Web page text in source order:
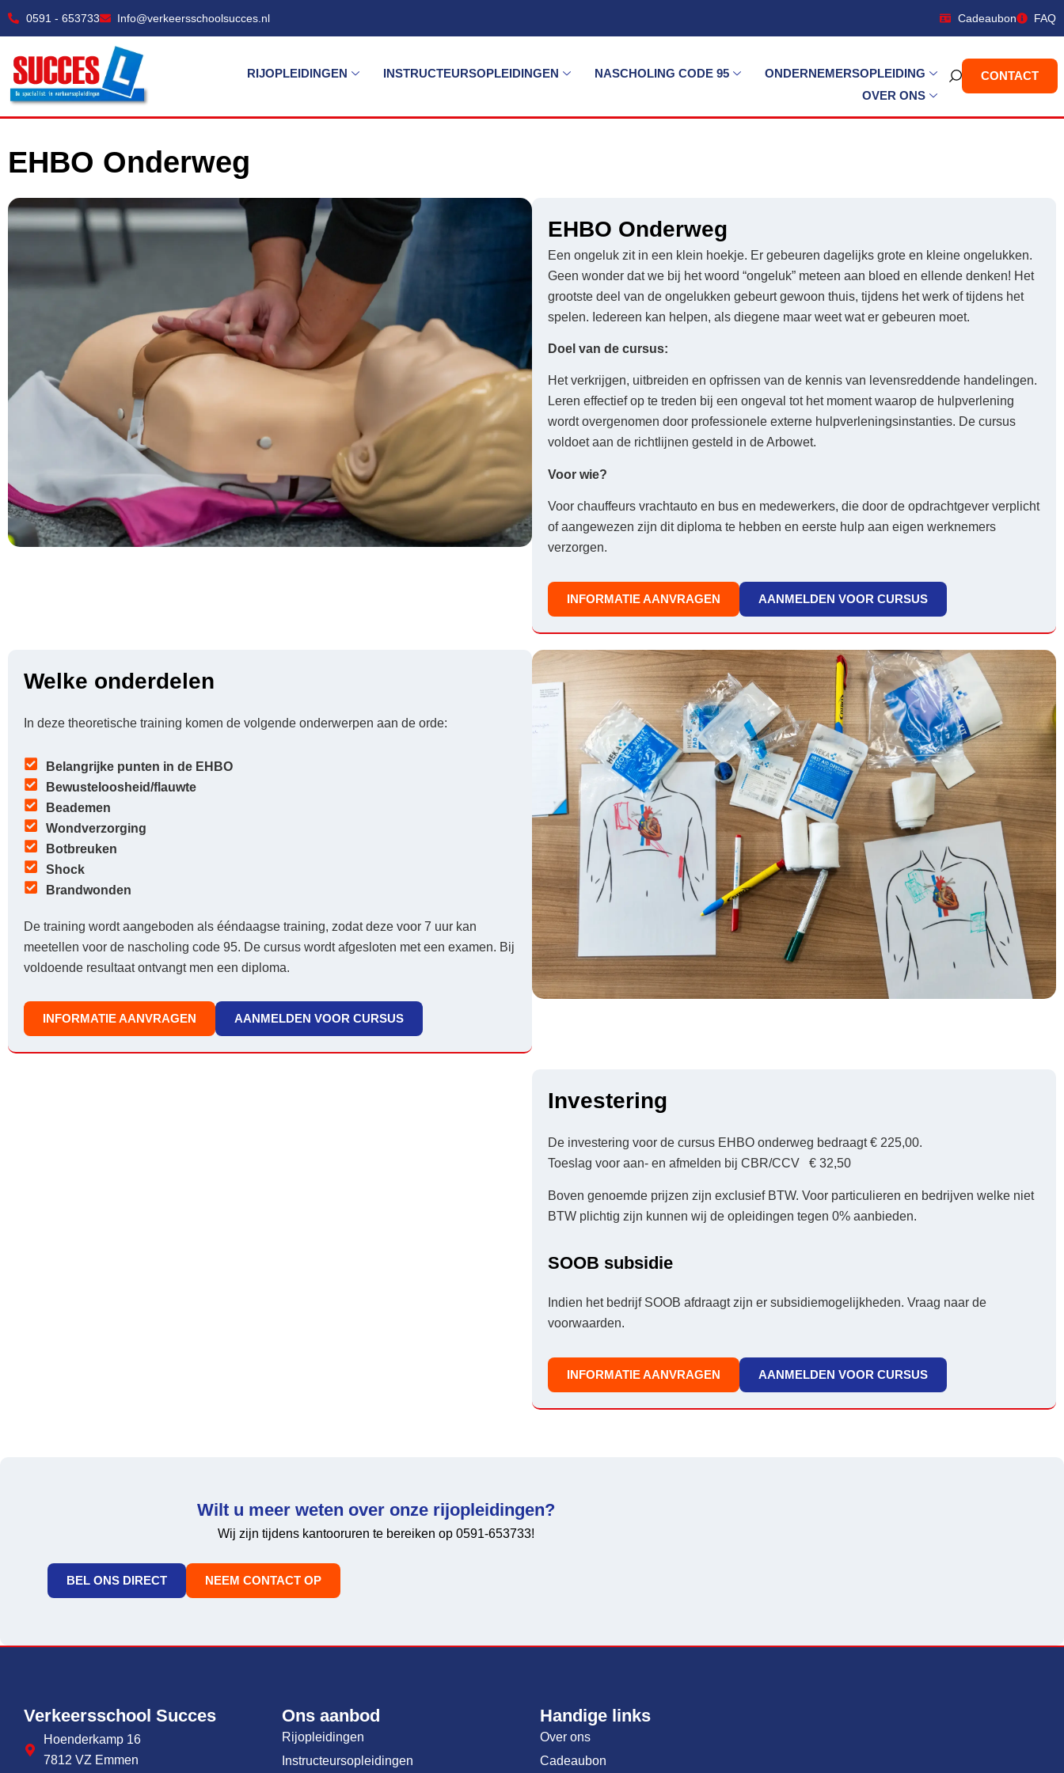
0591 - 653733 Info@verkeersschoolsucces.nl Cadeaubon FAQ
RIJOPLEIDINGEN INSTRUCTEURSOPLEIDINGEN NASCHOLING CODE 95
ONDERNEMERSOPLEIDING
OVER ONS
CONTACT
EHBO Onderweg
EHBO Onderweg
Een ongeluk zit in een klein hoekje. Er gebeuren dagelijks grote en kleine ongelukken.
Geen wonder dat we bij het woord “ongeluk” meteen aan bloed en ellende denken! Het
grootste deel van de ongelukken gebeurt gewoon thuis, tijdens het werk of tijdens het
spelen. Iedereen kan helpen, als diegene maar weet wat er gebeuren moet.
Doel van de cursus:
Het verkrijgen, uitbreiden en opfrissen van de kennis van levensreddende handelingen.
Leren effectief op te treden bij een ongeval tot het moment waarop de hulpverlening
wordt overgenomen door professionele externe hulpverleningsinstanties. De cursus
voldoet aan de richtlijnen gesteld in de Arbowet.
Voor wie?
Voor chauffeurs vrachtauto en bus en medewerkers, die door de opdrachtgever verplicht
of aangewezen zijn dit diploma te hebben en eerste hulp aan eigen werknemers
verzorgen.
INFORMATIE AANVRAGEN AANMELDEN VOOR CURSUS
Welke onderdelen
In deze theoretische training komen de volgende onderwerpen aan de orde:
Belangrijke punten in de EHBO
Bewusteloosheid/flauwte
Beademen
Wondverzorging
Botbreuken
Shock
Brandwonden
De training wordt aangeboden als ééndaagse training, zodat deze voor 7 uur kan
meetellen voor de nascholing code 95. De cursus wordt afgesloten met een examen. Bij
voldoende resultaat ontvangt men een diploma.
INFORMATIE AANVRAGEN AANMELDEN VOOR CURSUS
Investering
De investering voor de cursus EHBO onderweg bedraagt € 225,00.
Toeslag voor aan- en afmelden bij CBR/CCV € 32,50
Boven genoemde prijzen zijn exclusief BTW. Voor particulieren en bedrijven welke niet
BTW plichtig zijn kunnen wij de opleidingen tegen 0% aanbieden.
SOOB subsidie
Indien het bedrijf SOOB afdraagt zijn er subsidiemogelijkheden. Vraag naar de
voorwaarden.
INFORMATIE AANVRAGEN AANMELDEN VOOR CURSUS
Wilt u meer weten over onze rijopleidingen?
Wij zijn tijdens kantooruren te bereiken op 0591-653733!
BEL ONS DIRECT NEEM CONTACT OP
Verkeersschool Succes
Hoenderkamp 16
7812 VZ Emmen
Ons aanbod
Rijopleidingen
Instructeursopleidingen
Handige links
Over ons
Cadeaubon